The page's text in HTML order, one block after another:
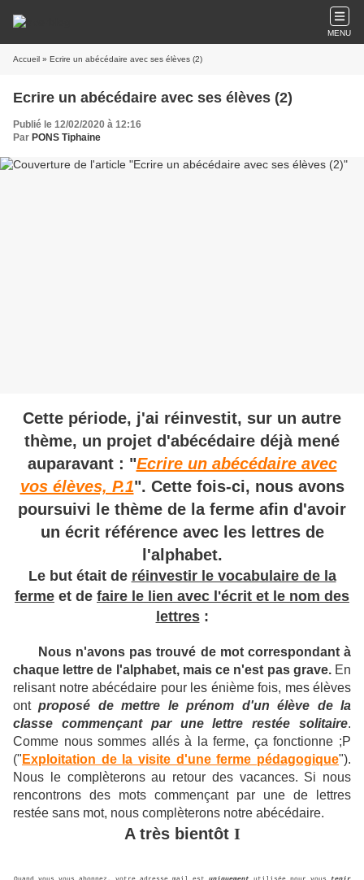
MENU
Accueil » Ecrire un abécédaire avec ses élèves (2)
Ecrire un abécédaire avec ses élèves (2)
Publié le 12/02/2020 à 12:16
Par PONS Tiphaine
Cette période, j'ai réinvestit, sur un autre
thème, un projet d'abécédaire déjà mené
auparavant : "Ecrire un abécédaire avec
vos élèves, P.1". Cette fois-ci, nous avons
poursuivi le thème de la ferme afin d'avoir
un écrit référence avec les lettres de
l'alphabet.
Le but était de réinvestir le vocabulaire de la
ferme et de faire le lien avec l'écrit et le nom des
lettres:
Nous n'avons pas trouvé de mot correspondant à
chaque lettre de l'alphabet, mais ce n'est pas grave.En
relisant notre abécédaire pour les énième fois, mes élèves
ontproposé de mettre le prénom d'un élève de la
classe commençant par une lettre restée solitaire.
Comme nous sommes allés à la ferme, ça fonctionne ;P
(" Exploitation de la visite d'une ferme pédagogique").
Nous le complèterons au retour des vacances. Si nous
rencontrons des mots commençant par une de lettres
restée sans mot, nous complèterons notre abécédaire.
A très bientôt I